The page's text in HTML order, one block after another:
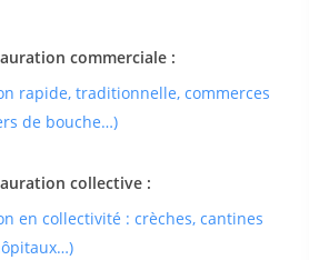
commerciale :
rapide, traditionnelle, commerces
de bouche…)
collective :
en collectivité : crèches, cantines